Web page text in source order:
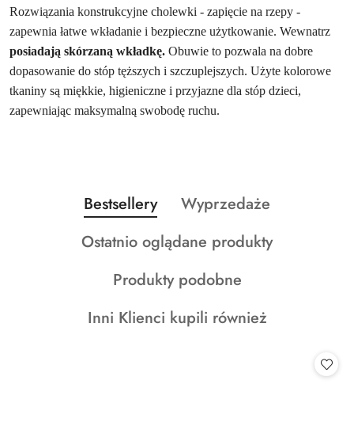
Rozwiązania konstrukcyjne cholewki - zapięcie na rzepy -
zapewnia łatwe wkładanie i bezpieczne użytkowanie. Wewnatrz
posiadają skórzaną wkładkę. Obuwie to pozwala na dobre
dopasowanie do stóp tęższych i szczuplejszych. Użyte kolorowe
tkaniny są miękkie, higieniczne i przyjazne dla stóp dzieci,
zapewniając maksymalną swobodę ruchu.
Pomiń karuzelę produktów
Produkty
o
statusie:
Bestsellery
Produkty
statusie:
Wyprzedaże
Produkty
statusie:
Ostatnio oglądane produkty
Produkty
statusie:
Produkty podobne
Produkty
Inni Klienci kupili również